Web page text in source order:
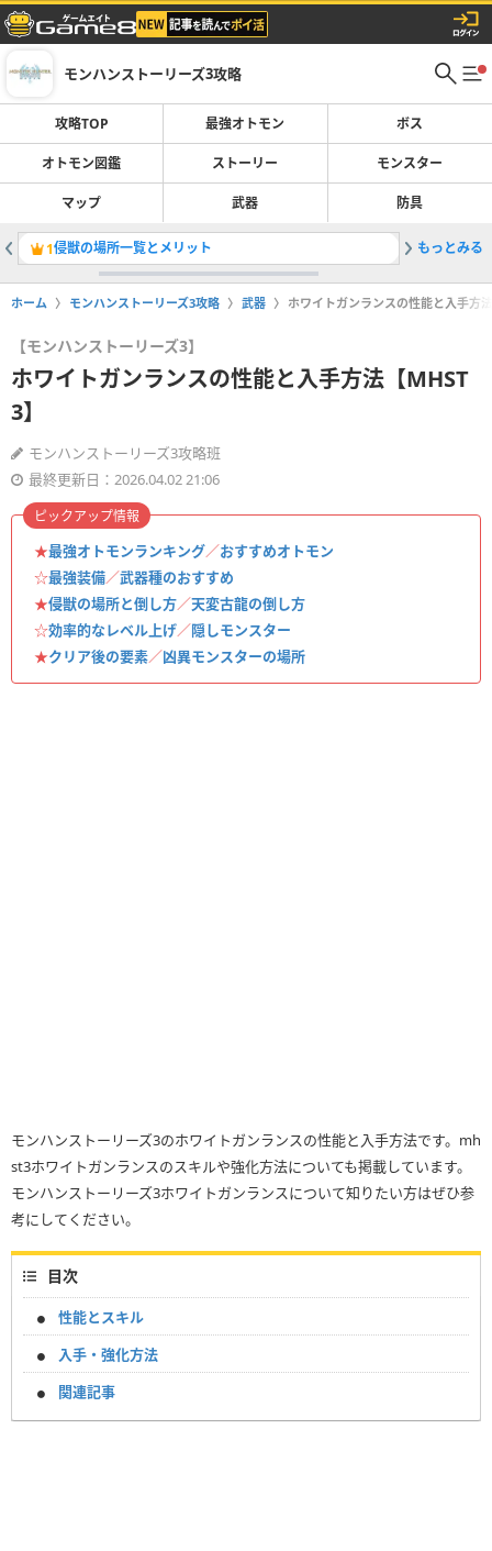
モンハンストーリーズ3攻略
攻略TOP 最強オトモン ボス
オトモン図鑑 ストーリー モンスター
マップ 武器 防具
1侵獣の場所一覧とメリット 2熱血の
もっとみる
ホーム モンハンストーリーズ3攻略 武器 ホワイトガンランスの性能と入手方
【モンハンストーリーズ3】
ホワイトガンランスの性能と入手方法【MHST
3】
モンハンストーリーズ3攻略班
最終更新日：2026.04.02 21:06
★最強オトモンランキング／おすすめオトモン
☆最強装備／武器種のおすすめ
★侵獣の場所と倒し方／天変古龍の倒し方
☆効率的なレベル上げ／隠しモンスター
★クリア後の要素／凶異モンスターの場所
ピックアップ情報
モンハンストーリーズ3のホワイトガンランスの性能と入手方法です。mh
st3ホワイトガンランスのスキルや強化方法についても掲載しています。
モンハンストーリーズ3ホワイトガンランスについて知りたい方はぜひ参
考にしてください。
目次
性能とスキル
入手・強化方法
関連記事